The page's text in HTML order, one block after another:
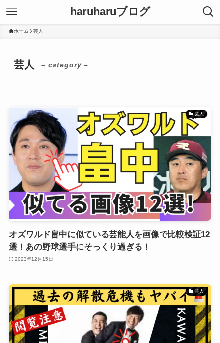
haruharuブログ
ホーム 芸人
芸人 – category –
芸人
オズワルド畠中に似ている芸能人を画像で比較検証12
選！あの野球選手にそっくり過ぎる！
2023年12月15日
芸人